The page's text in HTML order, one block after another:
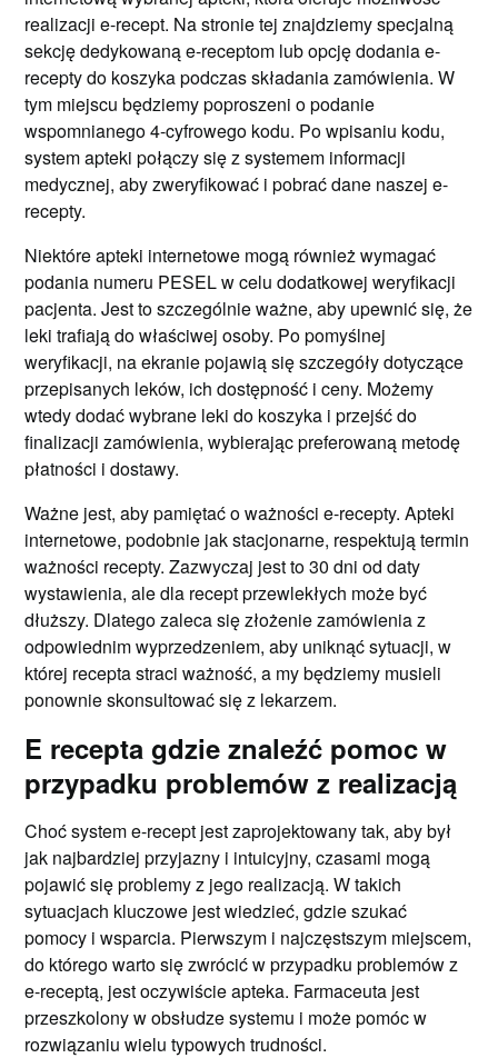
realizacji e-recept. Na stronie tej znajdziemy specjalną
sekcję dedykowaną e-receptom lub opcję dodania e-
recepty do koszyka podczas składania zamówienia. W
tym miejscu będziemy poproszeni o podanie
wspomnianego 4-cyfrowego kodu. Po wpisaniu kodu,
system apteki połączy się z systemem informacji
medycznej, aby zweryfikować i pobrać dane naszej e-
recepty.
Niektóre apteki internetowe mogą również wymagać
podania numeru PESEL w celu dodatkowej weryfikacji
pacjenta. Jest to szczególnie ważne, aby upewnić się, że
leki trafiają do właściwej osoby. Po pomyślnej
weryfikacji, na ekranie pojawią się szczegóły dotyczące
przepisanych leków, ich dostępność i ceny. Możemy
wtedy dodać wybrane leki do koszyka i przejść do
finalizacji zamówienia, wybierając preferowaną metodę
płatności i dostawy.
Ważne jest, aby pamiętać o ważności e-recepty. Apteki
internetowe, podobnie jak stacjonarne, respektują termin
ważności recepty. Zazwyczaj jest to 30 dni od daty
wystawienia, ale dla recept przewlekłych może być
dłuższy. Dlatego zaleca się złożenie zamówienia z
odpowiednim wyprzedzeniem, aby uniknąć sytuacji, w
której recepta straci ważność, a my będziemy musieli
ponownie skonsultować się z lekarzem.
E recepta gdzie znaleźć pomoc w
przypadku problemów z realizacją
Choć system e-recept jest zaprojektowany tak, aby był
jak najbardziej przyjazny i intuicyjny, czasami mogą
pojawić się problemy z jego realizacją. W takich
sytuacjach kluczowe jest wiedzieć, gdzie szukać
pomocy i wsparcia. Pierwszym i najczęstszym miejscem,
do którego warto się zwrócić w przypadku problemów z
e-receptą, jest oczywiście apteka. Farmaceuta jest
przeszkolony w obsłudze systemu i może pomóc w
rozwiązaniu wielu typowych trudności.